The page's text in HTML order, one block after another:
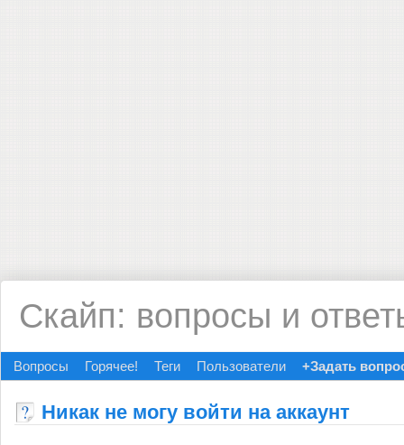
Скайп: вопросы и
Вопросы Горячее! Теги Пользователи +Задать
Никак не могу войти на аккаунт